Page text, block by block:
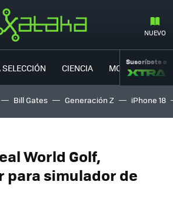
NUEVO
CIENCIA MOVILIDAD
Suscríbete a
Bill Gates Generación Z iPhone 18
World Golf,
simulador de